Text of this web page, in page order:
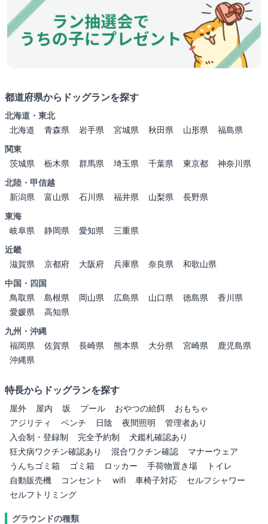
都道府県からドッグランを探す
北海道・東北
北海道
青森県 岩手県 宮城県 秋田県 山形県
福島県
関東
茨城県
栃木県 群馬県 埼玉県 千葉県 東京都
神奈川県
北陸・甲信越
新潟県
富山県 石川県 福井県 山梨県
長野県
東海
岐阜県
静岡県 愛知県
三重県
近畿
滋賀県
京都府 大阪府 兵庫県 奈良県
和歌山県
中国・四国
鳥取県
島根県 岡山県 広島県 山口県 徳島県
香川県
愛媛県
高知県
九州・沖縄
福岡県
佐賀県 長崎県 熊本県 大分県 宮崎県
鹿児島県
沖縄県
特長からドッグランを探す
屋外 屋内 坂 プール おやつの給餌
おもちゃ
アジリティ
ベンチ 日陰 夜間照明
管理者あり
入会制・登録制
完全予約制
犬鑑札確認あり
狂犬病ワクチン確認あり
混合ワクチン確認
マナーウェア
うんちゴミ箱
ゴミ箱 ロッカー 手荷物置き場
トイレ
自動販売機
コンセント wifi 車椅子対応
セルフシャワー
セルフトリミング
グラウンドの種類